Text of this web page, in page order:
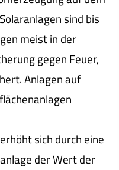
sind bis
meist in der
gegen Feuer,
Anlagen auf
sich durch eine
der Wert der